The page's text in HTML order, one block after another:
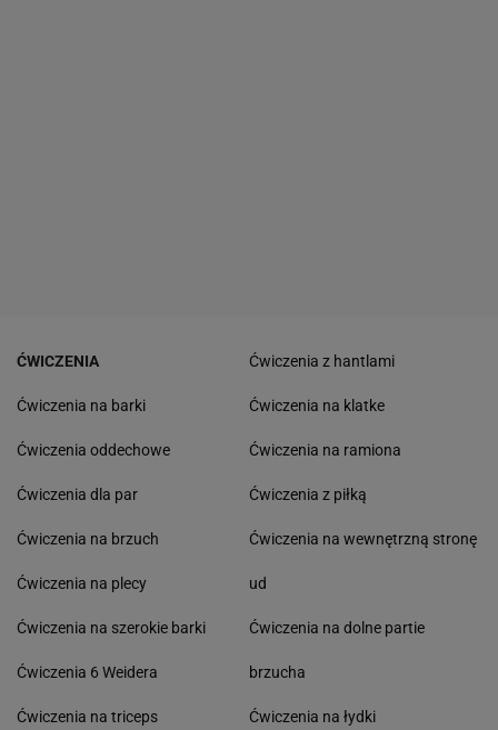
ĆWICZENIA
Ćwiczenia na barki
Ćwiczenia oddechowe
Ćwiczenia dla par
Ćwiczenia na brzuch
Ćwiczenia na plecy
Ćwiczenia na szerokie barki
Ćwiczenia 6 Weidera
Ćwiczenia na triceps
Ćwiczenia z hantlami
Ćwiczenia na klatke
Ćwiczenia na ramiona
Ćwiczenia z piłką
Ćwiczenia na wewnętrzną stronę
ud
Ćwiczenia na dolne partie
brzucha
Ćwiczenia na łydki